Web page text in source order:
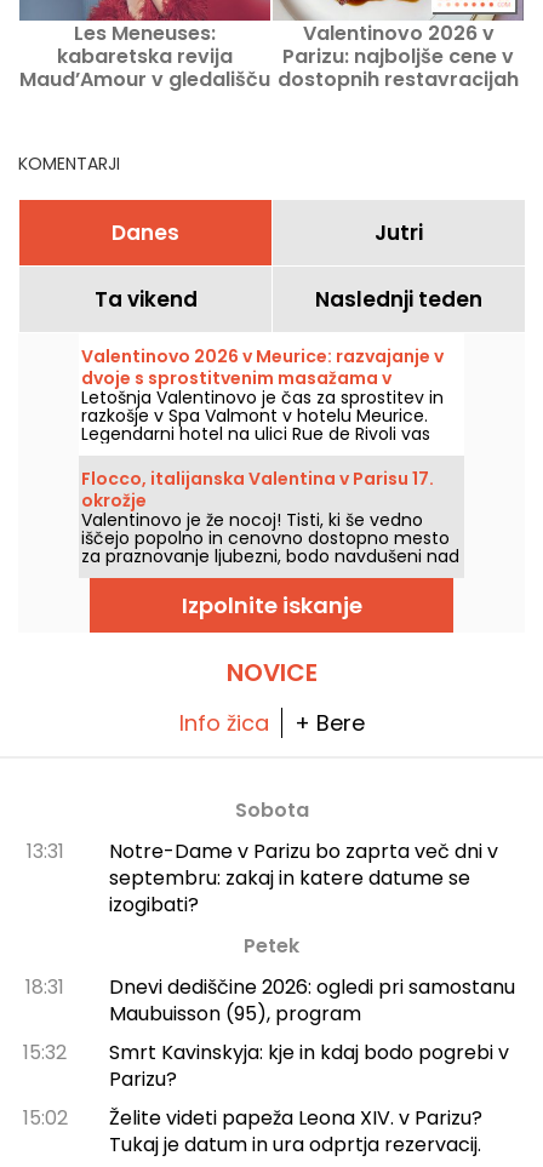
Les Meneuses:
kabaretska revija
Maud’Amour v gledališču
Valentinovo 2026 v
Parizu: najboljše cene v
dostopnih restavracijah
KOMENTARJI
Danes Jutri
Ta vikend Naslednji teden
Valentinovo 2026 v Meurice: razvajanje v
dvoje s sprostitvenim masažama v
hotelskem spa centru in čajanka po
receptu Cédrica Groleta
Letošnja Valentinovo je čas za sprostitev in
razkošje v Spa Valmont v hotelu Meurice.
Legendarni hotel na ulici Rue de Rivoli vas
vabi na posebno dvojno doživetje, kjer boste
uživali v izbranih tretmajih in čajni poslastici
pod podpisom Cédric Grolet.
Flocco, italijanska Valentina v Parisu 17.
okrožje
Valentinovo je že nocoj! Tisti, ki še vedno
iščejo popolno in cenovno dostopno mesto
za praznovanje ljubezni, bodo navdušeni nad
restavracijo FLOCCO. To je elegantna
italijanska gostilna v bližini trga Pereire v 17.
okrožju Pariza, kjer lahko v dvoje uživate v
njihovi običajni ponudbi.
Izpolnite iskanje
NOVICE
Info žica + Bere
Sobota
13:31
Notre-Dame v Parizu bo zaprta več dni v
septembru: zakaj in katere datume se
izogibati?
Petek
18:31
Dnevi dediščine 2026: ogledi pri samostanu
Maubuisson (95), program
15:32
Smrt Kavinskyja: kje in kdaj bodo pogrebi v
Parizu?
15:02
Želite videti papeža Leona XIV. v Parizu?
Tukaj je datum in ura odprtja rezervacij.